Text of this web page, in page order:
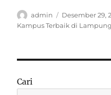
Author
admin
Posted
on
Desember 29,
Kampus Terbaik di
Cari